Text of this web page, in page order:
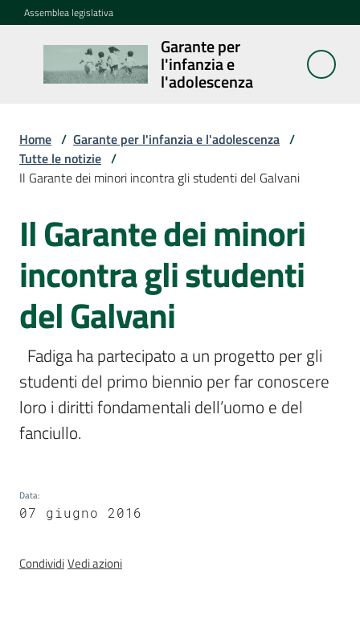
Vai al contenuto
Vai alla navigazione
Vai al footer
Assemblea legislativa
Garante per
l'infanzia e
l'adolescenza
Garante per
l'infanzia e
l'adolescenza
Cosa
fa
Notizie
Agenda
Assemblea
dei
ragazzi
delle
ragazze
Assemblea
Home / Garante per l'infanzia e l'adolescenza /
Tutte le notizie /
Il Garante dei minori incontra gli studenti del Galvani
Salta al contenuto
Il Garante dei minori
incontra gli studenti
del Galvani
studenti del primo biennio per far conoscere
loro i diritti fondamentali dell’uomo e del
fanciullo.
Data:
07 giugno 2016
CondividiVedi azioni